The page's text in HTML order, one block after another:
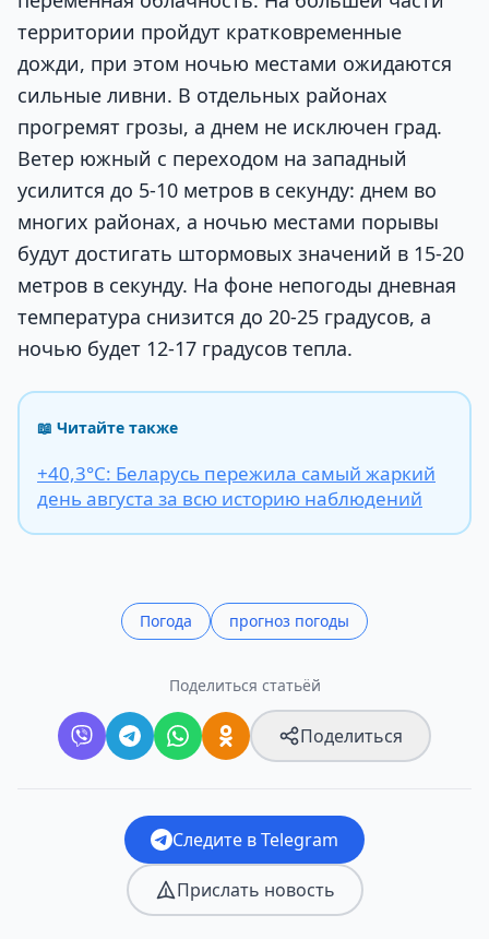
территории пройдут кратковременные
дожди, при этом ночью местами ожидаются
сильные ливни. В отдельных районах
прогремят грозы, а днем не исключен град.
Ветер южный с переходом на западный
усилится до 5-10 метров в секунду: днем во
многих районах, а ночью местами порывы
будут достигать штормовых значений в 15-20
метров в секунду. На фоне непогоды дневная
температура снизится до 20-25 градусов, а
ночью будет 12-17 градусов тепла.
📖 Читайте также
+40,3°С: Беларусь пережила самый жаркий
день августа за всю историю наблюдений
Погода прогноз погоды
Поделиться статьёй
Поделиться
Следите в Telegram
Прислать новость